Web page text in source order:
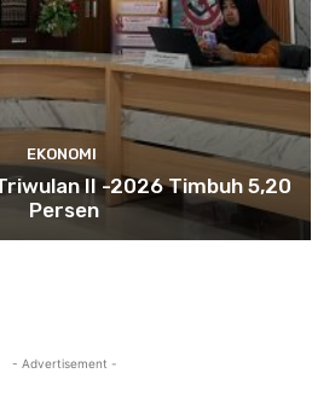
EKONOMI
II -2026 Timbuh 5,20
Persen
- Advertisement -